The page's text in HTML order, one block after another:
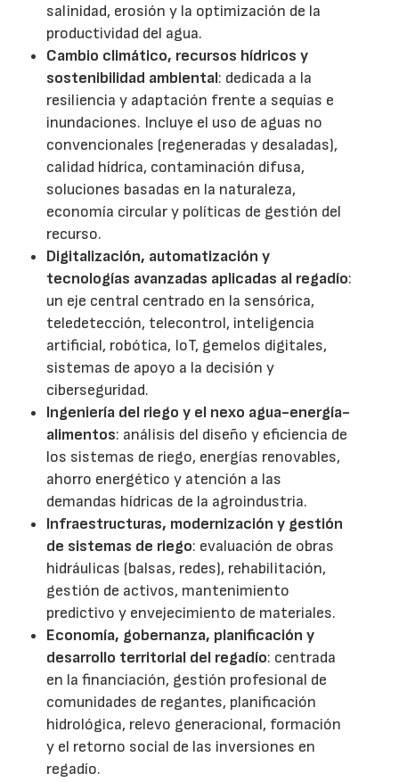
salinidad, erosión y la optimización de la
productividad del agua.
Cambio climático, recursos hídricos y
sostenibilidad ambiental: dedicada a la
resiliencia y adaptación frente a sequías e
inundaciones. Incluye el uso de aguas no
convencionales (regeneradas y desaladas),
calidad hídrica, contaminación difusa,
soluciones basadas en la naturaleza,
economía circular y políticas de gestión del
recurso.
Digitalización, automatización y
tecnologías avanzadas aplicadas al regadío:
un eje central centrado en la sensórica,
teledetección, telecontrol, inteligencia
artificial, robótica, IoT, gemelos digitales,
sistemas de apoyo a la decisión y
ciberseguridad.
Ingeniería del riego y el nexo agua-energía-
alimentos: análisis del diseño y eficiencia de
los sistemas de riego, energías renovables,
ahorro energético y atención a las
demandas hídricas de la agroindustria.
Infraestructuras, modernización y gestión
de sistemas de riego: evaluación de obras
hidráulicas (balsas, redes), rehabilitación,
gestión de activos, mantenimiento
predictivo y envejecimiento de materiales.
Economía, gobernanza, planificación y
desarrollo territorial del regadío: centrada
en la financiación, gestión profesional de
comunidades de regantes, planificación
hidrológica, relevo generacional, formación
y el retorno social de las inversiones en
regadío.